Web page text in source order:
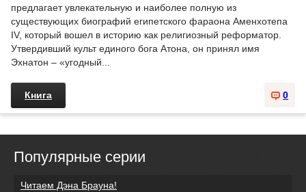
предлагает увлекательную и наиболее полную из
существующих биографий египетского фараона Аменхотепа
IV, который вошел в историю как религиозный реформатор.
Утвердивший культ единого бога Атона, он принял имя
Эхнатон – «угодный...
0
Книга
Популярные серии
Читаем Дэна Брауна!